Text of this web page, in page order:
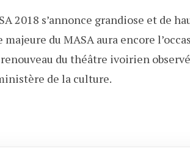
2018 s’annonce grandiose et de
du MASA aura encore
du théâtre ivoirien
de la culture.